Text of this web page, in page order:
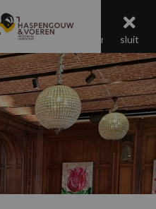
menu
menusluit